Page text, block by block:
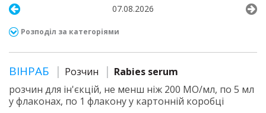
07.08.2026
Розподіл за категоріями
ВІНРАБ Розчин
Rabies serum
розчин для ін'єкцій, не менш ніж 200 МО/мл, по 5 мл
у флаконах, по 1 флакону у картонній коробці